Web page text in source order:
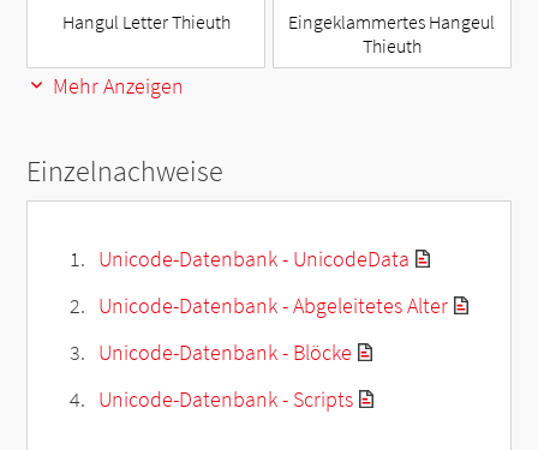
Hangul Letter Thieuth
Eingeklammertes Hangeul
Thieuth
Mehr Anzeigen
Einzelnachweise
Unicode-Datenbank - UnicodeData
Unicode-Datenbank - Abgeleitetes Alter
Unicode-Datenbank - Blöcke
Unicode-Datenbank - Scripts